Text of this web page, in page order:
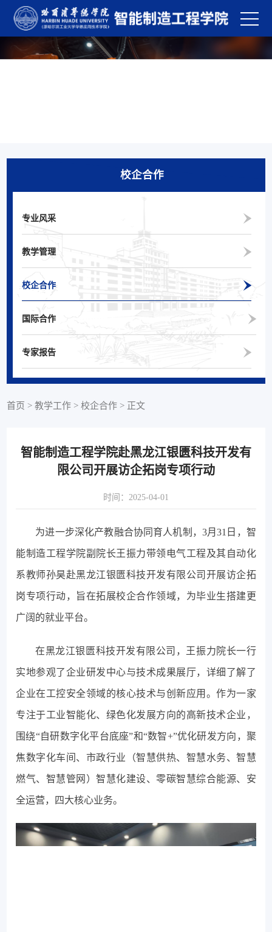
校企合作
专业风采
教学管理
校企合作
国际合作
专家报告
首页 > 教学工作 > 校企合作 > 正文
智能制造工程学院赴黑龙江银匮科技开发有
限公司开展访企拓岗专项行动
时间：2025-04-01
为进一步深化产教融合协同育人机制，3月31日，智
能制造工程学院副院长王振力带领电气工程及其自动化
系教师孙昊赴黑龙江银匮科技开发有限公司开展访企拓
岗专项行动，旨在拓展校企合作领域，为毕业生搭建更
广阔的就业平台。
在黑龙江银匮科技开发有限公司，王振力院长一行
实地参观了企业研发中心与技术成果展厅，详细了解了
企业在工控安全领域的核心技术与创新应用。作为一家
专注于工业智能化、绿色化发展方向的高新技术企业，
围绕“自研数字化平台底座”和“数智+”优化研发方向，聚
焦数字化车间、市政行业（智慧供热、智慧水务、智慧
燃气、智慧管网）智慧化建设、零碳智慧综合能源、安
全运营，四大核心业务。